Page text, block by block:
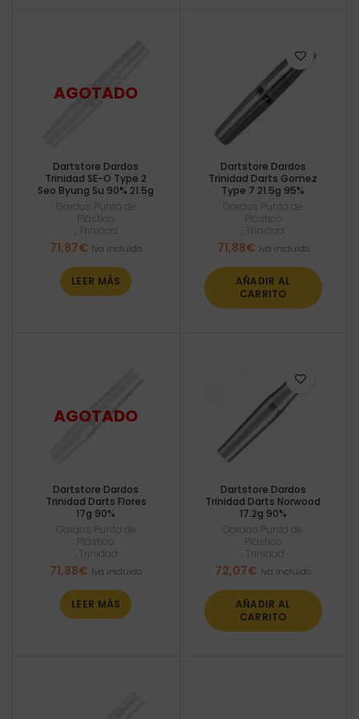
Dartstore Dardos
Trinidad SE-O Type 2
Seo Byung Su 90% 21.5g
Dardos Punta de
Plástico
Trinidad
71,87€ Iva incluido
LEER MÁS
Dartstore Dardos
Trinidad Darts Gomez
Type 7 21.5g 95%
Dardos Punta de
Plástico
Trinidad
71,88€ Iva incluido
AÑADIR AL
CARRITO
Dartstore Dardos
Trinidad Darts Flores
17g 90%
Dardos Punta de
Plástico
Trinidad
71,88€ Iva incluido
LEER MÁS
Dartstore Dardos
Trinidad Darts Norwood
17.2g 90%
Dardos Punta de
Plástico
Trinidad
72,07€ Iva incluido
AÑADIR AL
CARRITO